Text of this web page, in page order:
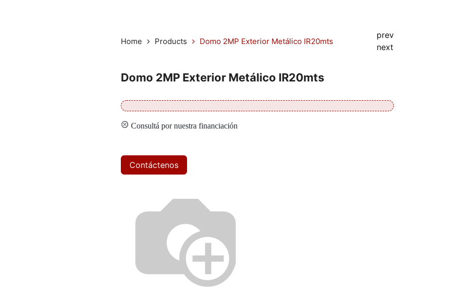
Home Products Domo 2MP Exterior Metálico IR20mts
prev
next
Domo 2MP Exterior Metálico IR20mts
Consultá por nuestra financiación
Contáctenos